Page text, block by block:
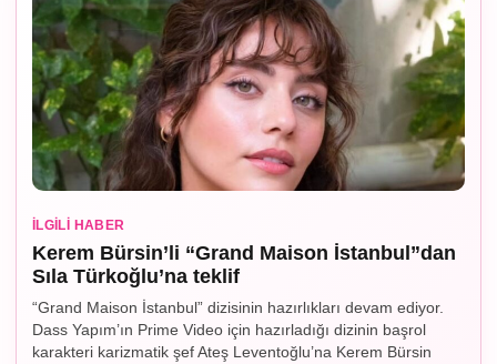
İLGILI HABER
Kerem Bürsin’li “Grand Maison İstanbul”dan
Sıla Türkoğlu’na teklif
“Grand Maison İstanbul” dizisinin hazırlıkları devam ediyor.
Dass Yapım’ın Prime Video için hazırladığı dizinin başrol
karakteri karizmatik şef Ateş Leventoğlu’na Kerem Bürsin